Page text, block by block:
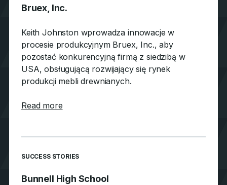
Bruex, Inc.
Keith Johnston wprowadza innowacje w
procesie produkcyjnym Bruex, Inc., aby
pozostać konkurencyjną firmą z siedzibą w
USA, obsługującą rozwijający się rynek
produkcji mebli drewnianych.
Read moreabout Bruex, Inc.
SUCCESS STORIES
Bunnell High School